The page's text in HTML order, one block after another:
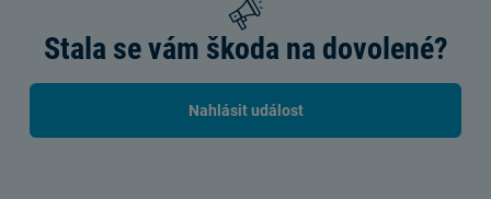
Stala se vám škoda na dovolené?
Nahlásit událost